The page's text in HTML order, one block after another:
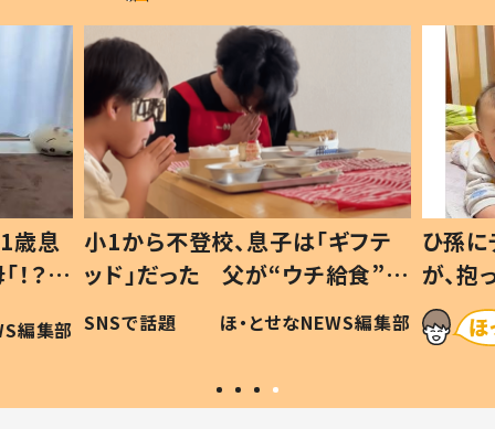
歳息
？」
編集部
小1から不登校、息子は「ギフテ
ッド」だった 父が“ウチ給食”を
作り続ける理由とは #令和の親
#令和の子
SNSで話題 ほ・とせなNEWS編集部
ひ孫
が、
「涙が
い」